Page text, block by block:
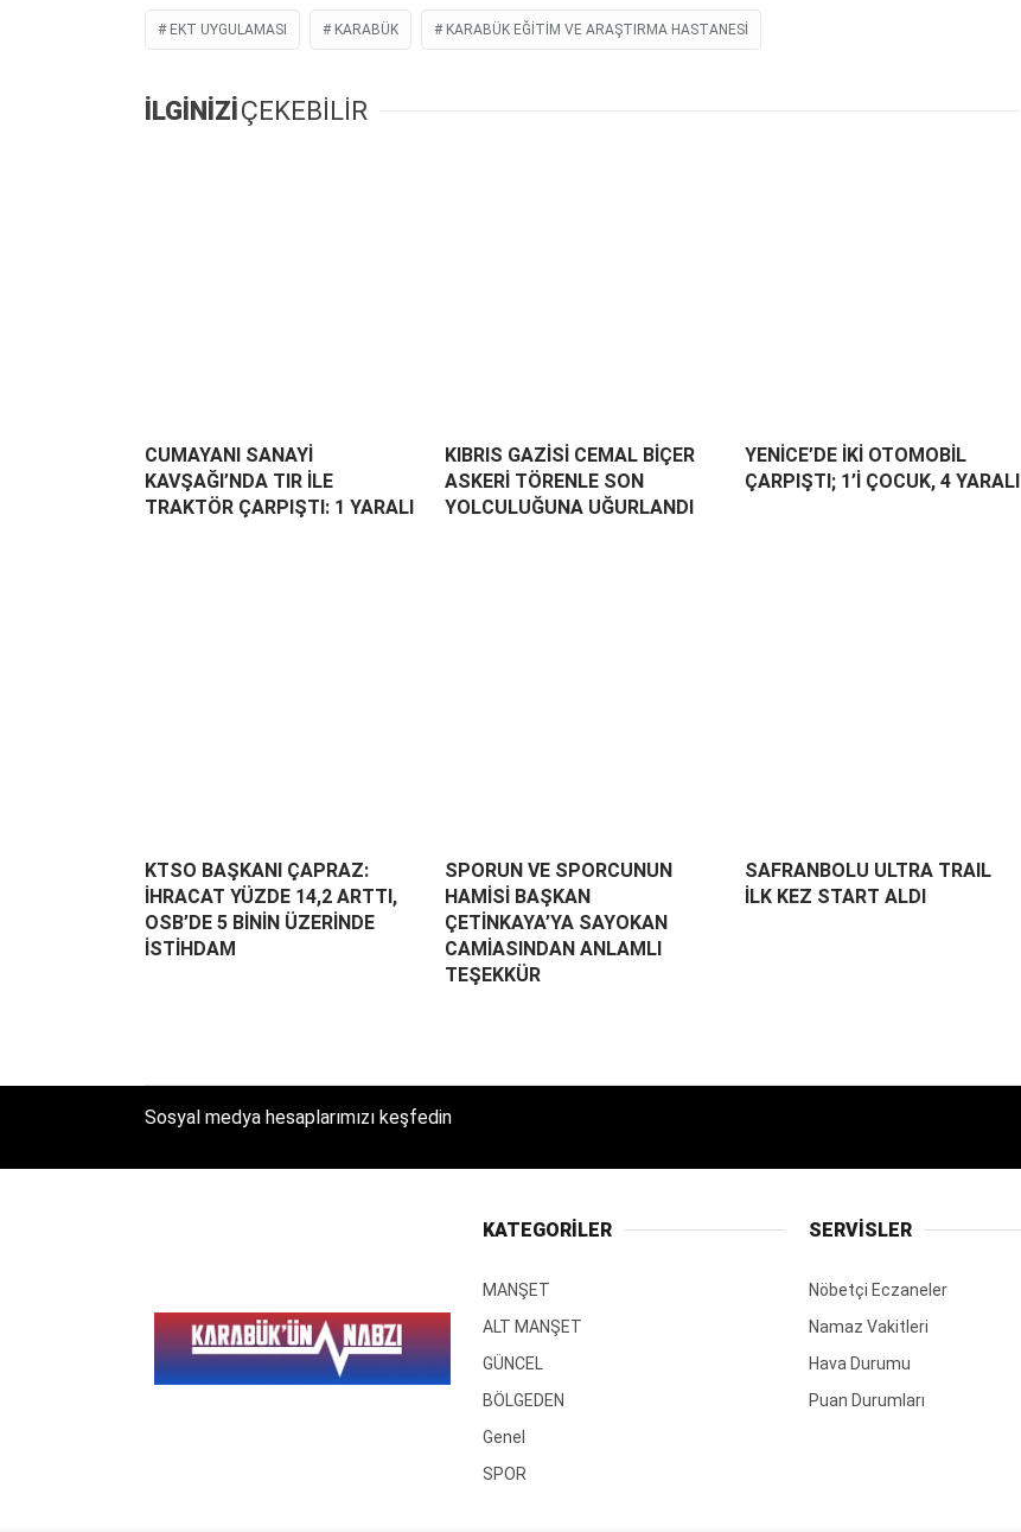
EKT UYGULAMASI KARABÜK KARABÜK EĞITIM VE ARAŞTIRMA HASTANESI
İLGİNİZİÇEKEBİLİR
CUMAYANI SANAYİ
KAVŞAĞI’NDA TIR İLE
TRAKTÖR ÇARPIŞTI: 1 YARALI
KIBRIS GAZİSİ CEMAL BİÇER
ASKERİ TÖRENLE SON
YOLCULUĞUNA UĞURLANDI
YENİCE’DE İKİ OTOMOBİL
ÇARPIŞTI; 1’İ ÇOCUK, 4 YARALI
KTSO BAŞKANI ÇAPRAZ:
İHRACAT YÜZDE 14,2 ARTTI,
OSB’DE 5 BİNİN ÜZERİNDE
İSTİHDAM
SPORUN VE SPORCUNUN
HAMİSİ BAŞKAN
ÇETİNKAYA’YA SAYOKAN
CAMİASINDAN ANLAMLI
TEŞEKKÜR
SAFRANBOLU ULTRA TRAIL
İLK KEZ START ALDI
Sosyal medya hesaplarımızı keşfedin
KATEGORİLER
MANŞET
ALT MANŞET
GÜNCEL
BÖLGEDEN
Genel
SPOR
SERVİSLER
Nöbetçi Eczaneler
Namaz Vakitleri
Hava Durumu
Puan Durumları